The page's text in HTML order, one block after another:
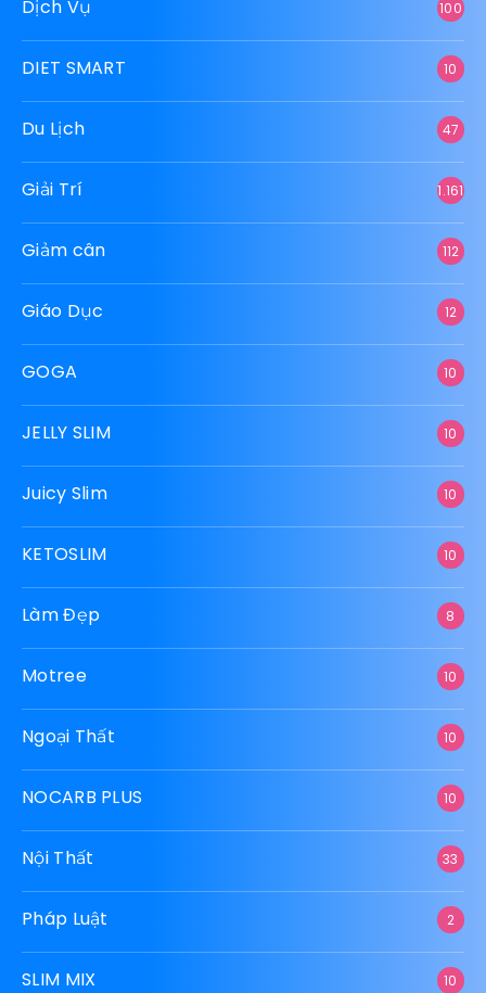
Dịch Vụ 100
DIET SMART 10
Du Lịch 47
Giải Trí 1.161
Giảm cân 112
Giáo Dục 12
GOGA 10
JELLY SLIM 10
Juicy Slim 10
KETOSLIM 10
Làm Đẹp 8
Motree 10
Ngoại Thất 10
NOCARB PLUS 10
Nội Thất 33
Pháp Luật 2
SLIM MIX 10